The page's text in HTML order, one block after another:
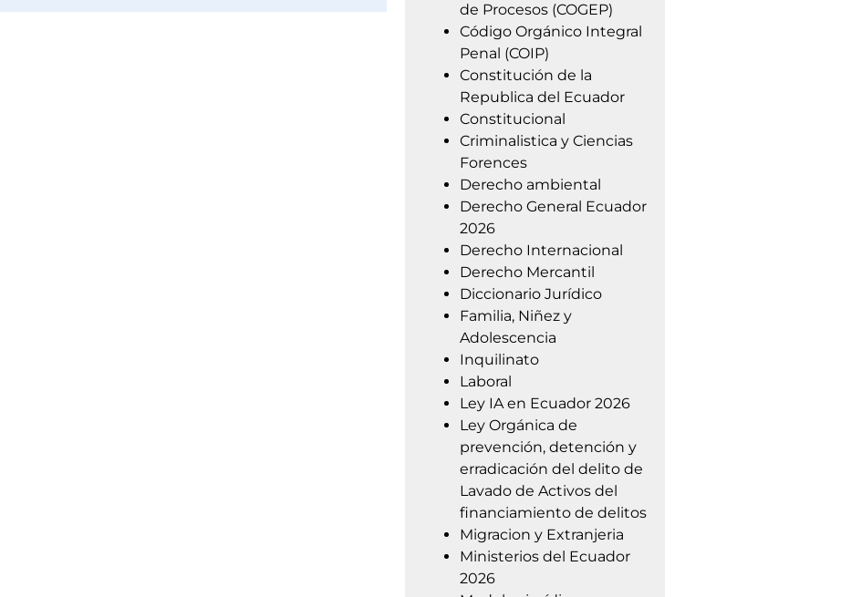
de Procesos (COGEP)
Código Orgánico Integral
Penal (COIP)
Constitución de la
Republica del Ecuador
Constitucional
Criminalistica y Ciencias
Forences
Derecho ambiental
Derecho General Ecuador
2026
Derecho Internacional
Derecho Mercantil
Diccionario Jurídico
Familia, Niñez y
Adolescencia
Inquilinato
Laboral
Ley IA en Ecuador 2026
Ley Orgánica de
prevención, detención y
erradicación del delito de
Lavado de Activos del
financiamiento de delitos
Migracion y Extranjeria
Ministerios del Ecuador
2026